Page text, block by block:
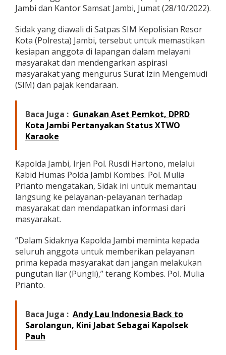
a
o
l
d
a
J
a
m
b
i
n
e
r
s
o
n
e
r
i
k
a
n
a
y
Jambi dan Kantor Samsat Jambi, Jumat (28/10/2022).
Sidak yang diawali di Satpas SIM Kepolisian Resor
Kota (Polresta) Jambi, tersebut untuk memastikan
kesiapan anggota di lapangan dalam melayani
masyarakat dan mendengarkan aspirasi
masyarakat yang mengurus Surat Izin Mengemudi
(SIM) dan pajak kendaraan.
Baca Juga : Gunakan Aset Pemkot, DPRD
Kota Jambi Pertanyakan Status XTWO
Karaoke
Kapolda Jambi, Irjen Pol. Rusdi Hartono, melalui
Kabid Humas Polda Jambi Kombes. Pol. Mulia
Prianto mengatakan, Sidak ini untuk memantau
langsung ke pelayanan-pelayanan terhadap
masyarakat dan mendapatkan informasi dari
masyarakat.
“Dalam Sidaknya Kapolda Jambi meminta kepada
seluruh anggota untuk memberikan pelayanan
prima kepada masyarakat dan jangan melakukan
pungutan liar (Pungli),” terang Kombes. Pol. Mulia
Prianto.
Baca Juga : Andy Lau Indonesia Back to
Sarolangun, Kini Jabat Sebagai Kapolsek
Pauh